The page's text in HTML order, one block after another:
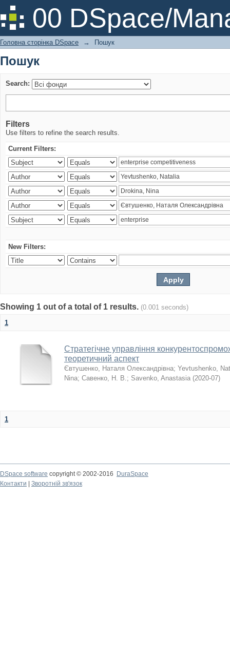
00 DSpace/
Пошук
Головна сторінка DSpace → Пошук
Пошук
Search:
Filters
Use filters to refine the search results.
Current Filters:
New Filters:
Showing 1 out of a total of 1 results. (0.001 seconds)
1
Стратегічне управління
теоретичний аспект
Євтушенко, Наталя Олександрівна; Yevtushenko,
Nina; Савенко, Н. В.; Savenko, Anastasia (2020-07)
1
DSpace software copyright © 2002-2016
DuraSpace
Контакти
Зворотній зв'язок